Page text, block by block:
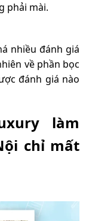
phải mài.
nhiều đánh giá
về phần bọc
đánh giá nào
làm
chỉ mất